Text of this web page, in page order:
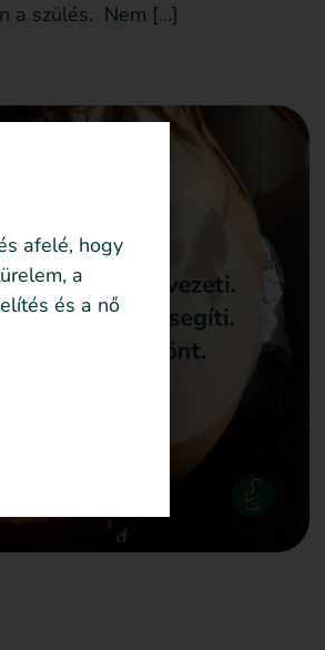
a szülés. Nem […]
afelé, hogy
a
és a nő